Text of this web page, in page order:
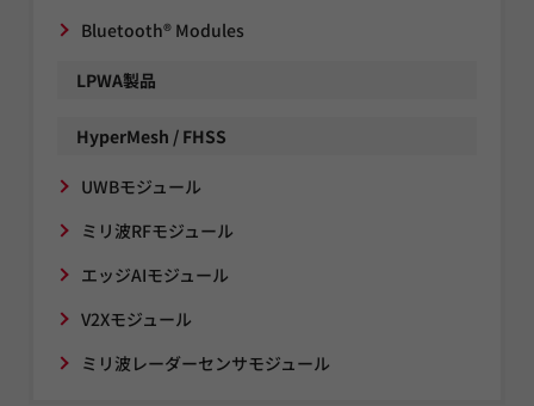
Bluetooth® Modules
LPWA製品
HyperMesh / FHSS
UWBモジュール
ミリ波RFモジュール
エッジAIモジュール
V2Xモジュール
ミリ波レーダーセンサモジュール